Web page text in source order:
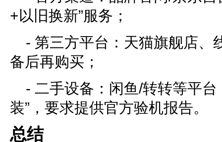
+以旧换新”服务；
- 第三方平台：天猫旗舰店、
备后再购买；
- 二手设备：闲鱼/转转等平
装”，要求提供官方验机报告。
总结